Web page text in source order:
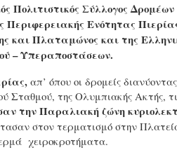
Πολιτιστικός Σύλλογος
Περιφερειακής Ενότητας
και Πλαταμώνος και της
– Υπεραποστάσεων.
απ’ όπου οι δρομείς
Σταθμού, της Ολυμπιακής Ακτής,
την Παραλιακή ζώνη
στον τερματισμό στην
χειροκροτήματα.